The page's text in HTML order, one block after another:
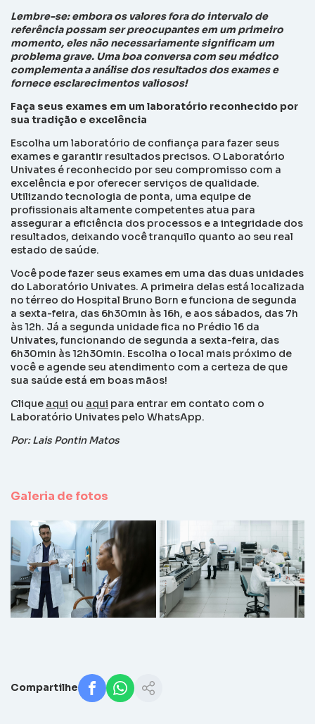
Lembre-se: embora os valores fora do intervalo de
referência possam ser preocupantes em um primeiro
momento, eles não necessariamente significam um
problema grave. Uma boa conversa com seu médico
complementa a análise dos resultados dos exames e
fornece esclarecimentos valiosos!
Faça seus exames em um laboratório reconhecido por
sua tradição e excelência
Escolha um laboratório de confiança para fazer seus
exames e garantir resultados precisos. O Laboratório
Univates é reconhecido por seu compromisso com a
excelência e por oferecer serviços de qualidade.
Utilizando tecnologia de ponta, uma equipe de
profissionais altamente competentes atua para
assegurar a eficiência dos processos e a integridade dos
resultados, deixando você tranquilo quanto ao seu real
estado de saúde.
Você pode fazer seus exames em uma das duas unidades
do Laboratório Univates. A primeira delas está localizada
no térreo do Hospital Bruno Born e funciona de segunda
a sexta-feira, das 6h30min às 16h, e aos sábados, das 7h
às 12h. Já a segunda unidade fica no Prédio 16 da
Univates, funcionando de segunda a sexta-feira, das
6h30min às 12h30min. Escolha o local mais próximo de
você e agende seu atendimento com a certeza de que
sua saúde está em boas mãos!
Clique aqui ou aqui para entrar em contato com o
Laboratório Univates pelo WhatsApp.
Por: Lais Pontin Matos
Galeria de fotos
Compartilhe